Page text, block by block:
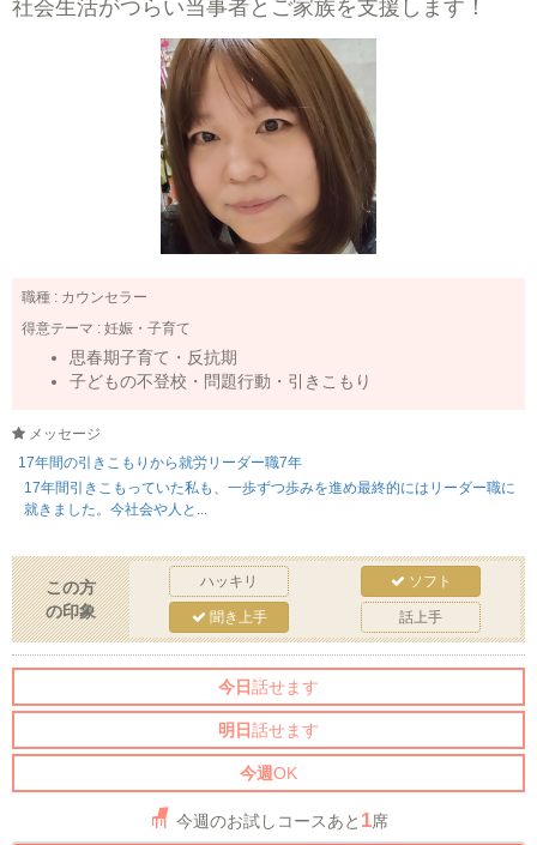
社会生活がつらい当事者とご家族を支援します！
職種 : カウンセラー
得意テーマ : 妊娠・子育て
思春期子育て・反抗期
子どもの不登校・問題行動・引きこもり
メッセージ
17年間の引きこもりから就労リーダー職7年
17年間引きこもっていた私も、一歩ずつ歩みを進め最終的にはリーダー職に
就きました。今社会や人と...
この方
の印象
ハッキリ ソフト
聞き上手 話上手
今日話せます
明日話せます
今週OK
今週のお試しコースあと 1席